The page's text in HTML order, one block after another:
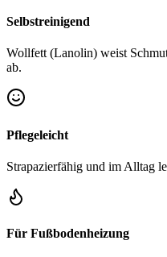
Selbstreinigend
Wollfett (Lanolin) weist
ab.
Pflegeleicht
Strapazierfähig und im Alltag
Für Fußbodenheizung